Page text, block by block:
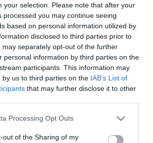
your selection. Please note that after your
processed you may continue seeing
based on personal information utilized by
disclosed to third parties prior to
may separately opt-out of the further
personal information by third parties on the
participants. This information may
by us to third parties on the IAB’s List of
that may further disclose it to other
website/app uses one or more Google
visit or usage behaviour. You may click to
Processing Opt Outs
out of the Sharing of my
κατηγορίες υπάρχουν – Πώς
πρόγραμμα
ασφάλισης ζωής
προσωπικές ανάγκες και
του κάθε ασφαλισμένου -